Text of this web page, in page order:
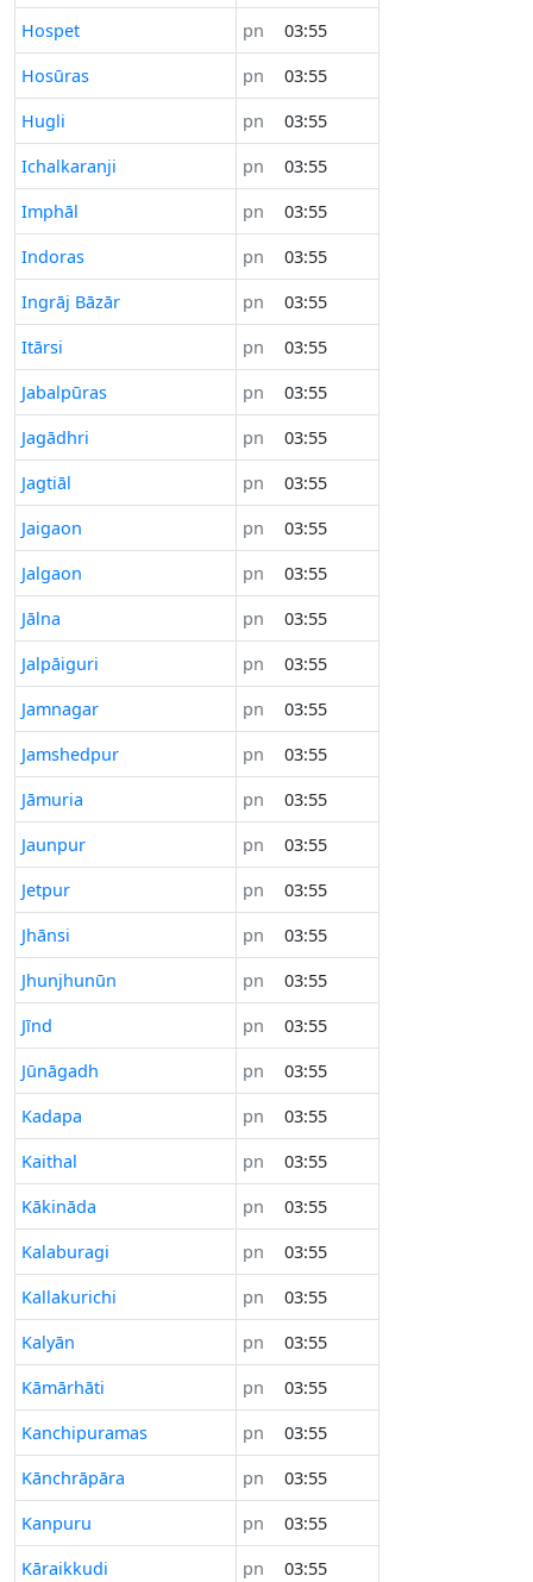
Hospet pn
03:55
Hosūras
pn
03:55
Hugli
pn
03:55
Ichalkaranji
pn
03:55
Imphāl
pn
03:55
Indoras
pn
03:55
Ingrāj Bāzār
pn
03:55
Itārsi
pn
03:55
Jabalpūras
pn
03:55
Jagādhri
pn
03:55
Jagtiāl
pn
03:55
Jaigaon
pn
03:55
Jalgaon
pn
03:55
Jālna
pn
03:55
Jalpāiguri
pn
03:55
Jamnagar
pn
03:55
Jamshedpur
pn
03:55
Jāmuria
pn
03:55
Jaunpur
pn
03:55
Jetpur
pn
03:55
Jhānsi
pn
03:55
Jhunjhunūn
pn
03:55
Jīnd
pn
03:55
Jūnāgadh
pn
03:55
Kadapa
pn
03:55
Kaithal
pn
03:55
Kākināda
pn
03:55
Kalaburagi
pn
03:55
Kallakurichi
pn
03:55
Kalyān
pn
03:55
Kāmārhāti
pn
03:55
Kanchipuramas
pn
03:55
Kānchrāpāra
pn
03:55
Kanpuru
pn
03:55
Kāraikkudi
pn
03:55